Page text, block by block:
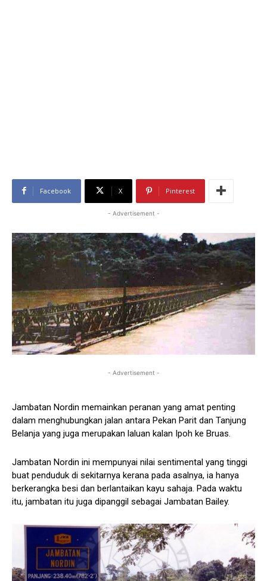
Facebook X Pinterest
- Advertisement -
- Advertisement -
Jambatan Nordin memainkan peranan yang amat penting
dalam menghubungkan jalan antara Pekan Parit dan Tanjung
Belanja yang juga merupakan laluan kalan Ipoh ke Bruas.
Jambatan Nordin ini mempunyai nilai sentimental yang tinggi
buat penduduk di sekitarnya kerana pada asalnya, ia hanya
berkerangka besi dan berlantaikan kayu sahaja. Pada waktu
itu, jambatan itu juga dipanggil sebagai Jambatan Bailey.